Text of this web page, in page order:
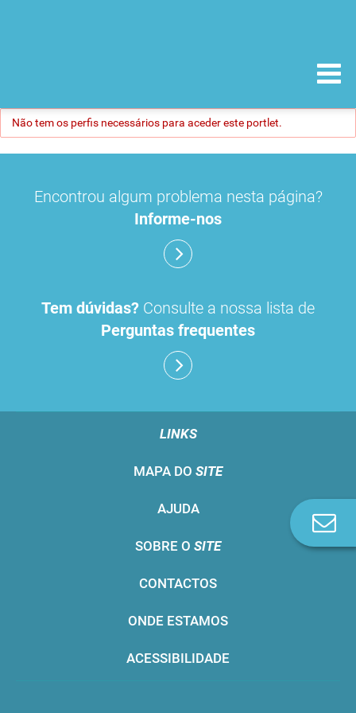
Não tem os perfis necessários para aceder este portlet.
Encontrou algum problema nesta página?
Informe-nos
Tem dúvidas? Consulte a nossa lista de
Perguntas frequentes
LINKS
MAPA DO SITE
AJUDA
SOBRE O SITE
CONTACTOS
ONDE ESTAMOS
ACESSIBILIDADE